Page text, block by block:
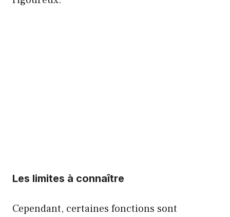
Les limites à connaître
Cependant, certaines fonctions sont